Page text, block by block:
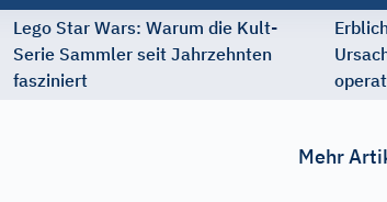
Lego Star Wars: Warum die Kult-
Serie Sammler seit Jahrzehnten
fasziniert
Mehr